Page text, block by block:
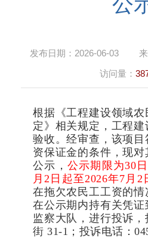
发布日期： 2026-06-03
访问量：
根据《工程建设领域
定》相关规定，工程
验收。经审查，该项目
资保证金的条件，现
公示， 公示期限为30
月 2 日起至2026年7 月 2
在拖欠农民工工资的情
在公示期内持有关凭证
监察大队， 进行投诉，
街 31-1；投诉电话：